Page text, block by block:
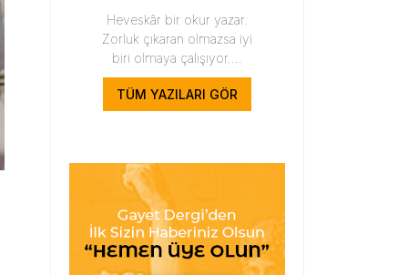
Heveskâr bir okur yazar.
Zorluk çıkaran olmazsa iyi
biri olmaya çalışıyor....
TÜM YAZILARI GÖR